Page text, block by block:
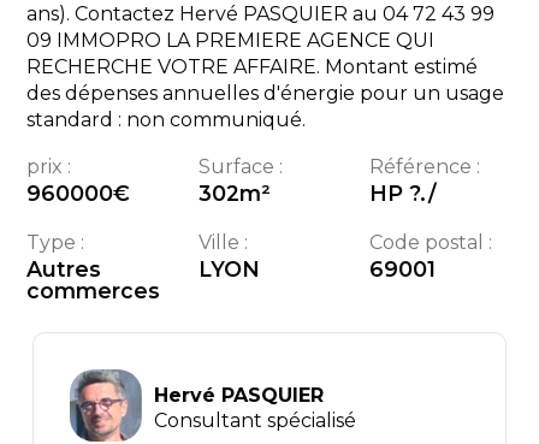
ans). Contactez Hervé PASQUIER au 04 72 43 99
09 IMMOPRO LA PREMIERE AGENCE QUI
RECHERCHE VOTRE AFFAIRE. Montant estimé
des dépenses annuelles d'énergie pour un usage
standard : non communiqué.
prix :
960000€
Surface :
302m²
Référence :
HP ?./
Type :
Autres
commerces
Ville :
LYON
Code postal :
69001
Hervé PASQUIER
Consultant spécialisé